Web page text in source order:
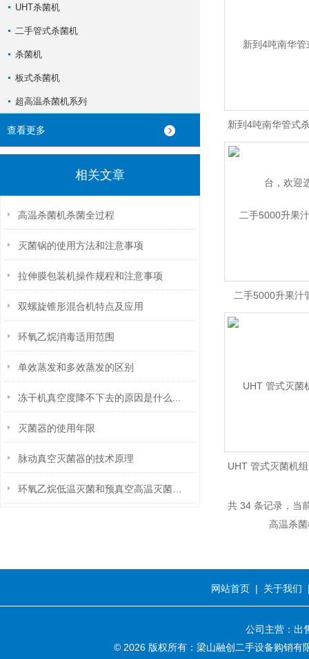
UHT杀菌机
二手管式杀菌机
杀菌机
板式杀菌机
超高温杀菌机系列
查看更多
相关文章
高温杀菌机杀菌全过程
灭菌锅的使用方法和注意事项
拉伸膜包装机操作规程和注意事项
双螺旋锥形混合机特点及应用
环氧乙烷消毒适用范围
单效蒸发和多效蒸发的区别
冻干机真空度降不下去的原因是什么...
灭菌器的使用年限
脉动真空灭菌器的技术原理
新到4吨南华管式
二手5000升果汁
UHT 管式灭菌机
共 34 条记录，当
网站首页 | 关于我们
公司主营：出
© 2026 版权所有：梁山融创二手设备购销